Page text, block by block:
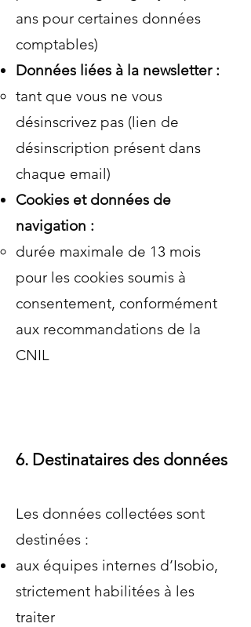
ans pour certaines données
comptables)
Données liées à la newsletter :
tant que vous ne vous
désinscrivez pas (lien de
désinscription présent dans
chaque email)
Cookies et données de
navigation :
durée maximale de 13 mois
pour les cookies soumis à
consentement, conformément
aux recommandations de la
CNIL
6. Destinataires des données
Les données collectées sont
destinées :
aux équipes internes d’Isobio,
strictement habilitées à les
traiter